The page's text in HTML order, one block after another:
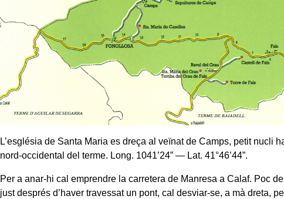
L’església de Santa Maria es dreça al veïnat de Camps, petit nucli
nord-occidental del terme. Long. 1041’24” — Lat. 41°46’44”.
Per a anar-hi cal emprendre la carretera de Manresa a Calaf. Poc
just després d’haver travessat un pont, cal desviar-se, a mà dreta,